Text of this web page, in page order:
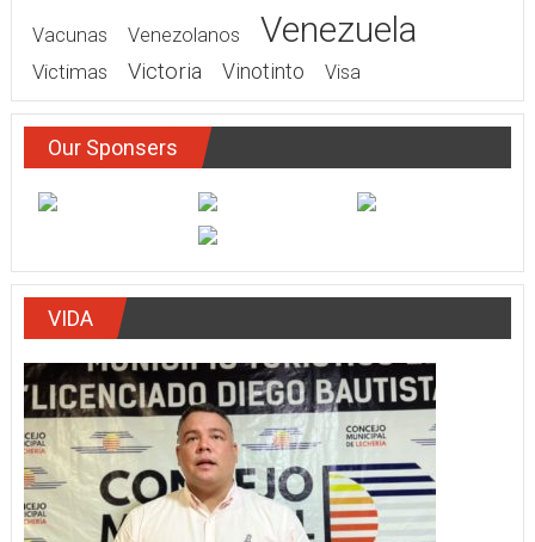
Vacunas Venezolanos Venezuela
Victimas Victoria Vinotinto Visa
Our Sponsers
VIDA